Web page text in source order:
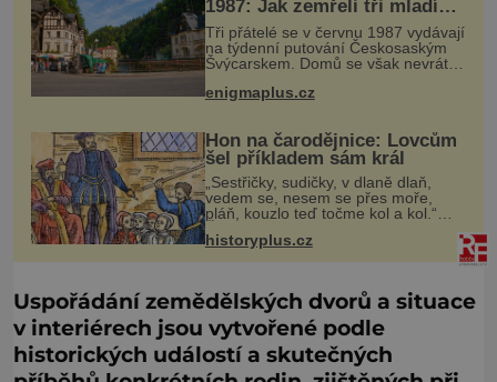
1987: Jak zemřeli tři mladí
trampové?
Tři přátelé se v červnu 1987 vydávají
na týdenní putování Českosaským
Švýcarskem. Domů se však nevrátí.
nepřístupných skalách u Hřenska
enigmaplus.cz
Hon na čarodějnice: Lovcům
šel příkladem sám král
„Sestřičky, sudičky, v dlaně dlaň,
vedem se, nesem se přes moře,
pláň, kouzlo teď točme kol a kol.“
Čarodějnice na scéně deklamují a
diváci v hledišti napětím ani
nedýchají. Píše se rok 1606 a
historyplus.cz
Uspořádání zemědělských dvorů a situace
v interiérech jsou vytvořené podle
historických událostí a skutečných